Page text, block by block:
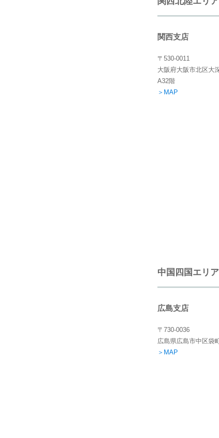
関西支店
〒530-0011
大阪府大阪市北区大
A32階
＞MAP
中国四国エリア
広島支店
〒730-0036
広島県広島市中区袋
＞MAP